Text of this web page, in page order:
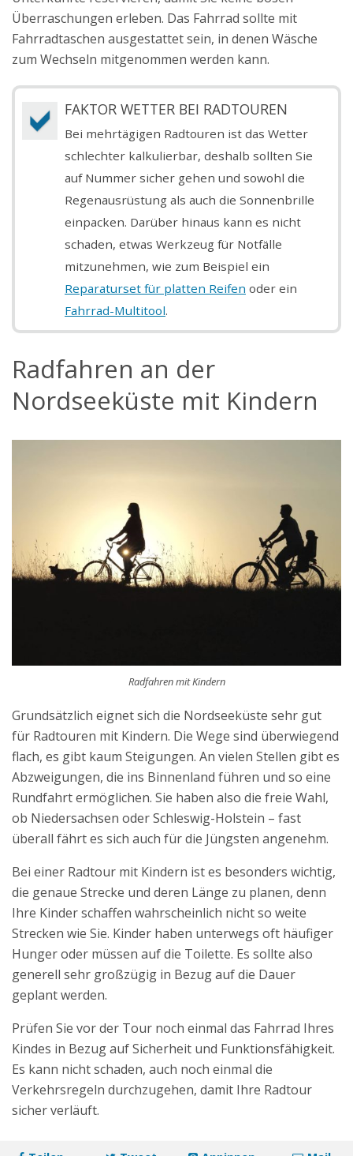
Überraschungen erleben. Das Fahrrad sollte mit
Fahrradtaschen ausgestattet sein, in denen Wäsche
zum Wechseln mitgenommen werden kann.
FAKTOR WETTER BEI RADTOUREN
Bei mehrtägigen Radtouren ist das Wetter
schlechter kalkulierbar, deshalb sollten Sie
auf Nummer sicher gehen und sowohl die
Regenausrüstung als auch die Sonnenbrille
einpacken. Darüber hinaus kann es nicht
schaden, etwas Werkzeug für Notfälle
mitzunehmen, wie zum Beispiel ein
Reparaturset für platten Reifen oder ein
Fahrrad-Multitool.
Radfahren an der
Nordseeküste mit Kindern
Radfahren mit Kindern
Grundsätzlich eignet sich die Nordseeküste sehr gut
für Radtouren mit Kindern. Die Wege sind überwiegend
flach, es gibt kaum Steigungen. An vielen Stellen gibt es
Abzweigungen, die ins Binnenland führen und so eine
Rundfahrt ermöglichen. Sie haben also die freie Wahl,
ob Niedersachsen oder Schleswig-Holstein – fast
überall fährt es sich auch für die Jüngsten angenehm.
Bei einer Radtour mit Kindern ist es besonders wichtig,
die genaue Strecke und deren Länge zu planen, denn
Ihre Kinder schaffen wahrscheinlich nicht so weite
Strecken wie Sie. Kinder haben unterwegs oft häufiger
Hunger oder müssen auf die Toilette. Es sollte also
generell sehr großzügig in Bezug auf die Dauer
geplant werden.
Prüfen Sie vor der Tour noch einmal das Fahrrad Ihres
Kindes in Bezug auf Sicherheit und Funktionsfähigkeit.
Es kann nicht schaden, auch noch einmal die
Verkehrsregeln durchzugehen, damit Ihre Radtour
sicher verläuft.